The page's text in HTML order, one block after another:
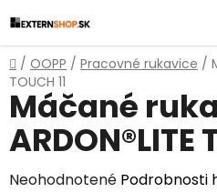
na
obsah
Domov
/ OOPP / Pracovné rukavice /
TOUCH 11
Máčané
ARDON®LITE
Priemerné
Neohodnotené Podrobnosti